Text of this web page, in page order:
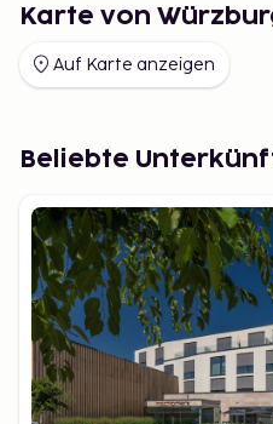
Karte von
Auf Karte anzeigen
Beliebte